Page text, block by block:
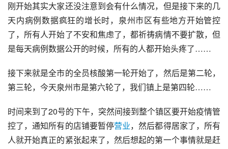
刚开始其实大家还没注意到会有什么情况，但是接下来的几
天内病例数据疯狂的增长时， 泉州市区有些地方开始管控
了，所有人开始了不安和焦虑了，都祈祷病情不要扩散，但
是每天病例数据公开的时候，所有的人都开始头疼了……
接下来就是全市的全员核酸第一轮开始了，然后是第二轮，
第三轮，今天泉州市是第六轮了，我们镇上是第四轮……
时间来到了20号的下午，突然间接到整个镇区要开始疫情管
控了，通知所有的店铺要暂停营业，然后都得居家了，所有
人就开始真正的紧张起来了，然后想起的第一个事情就是赶